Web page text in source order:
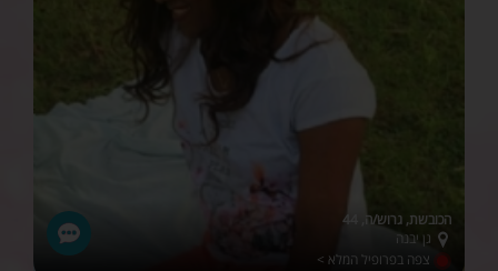
הכובשת, גרוש/ה, 44
גן יבנה
צפה בפרופיל המלא >